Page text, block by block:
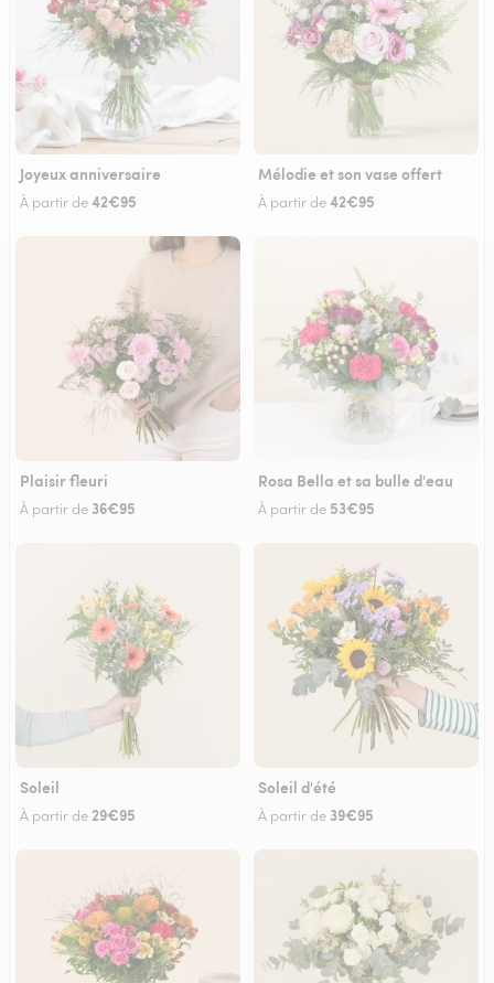
Joyeux anniversaire
À partir de42€95
Mélodie et son vase offert
À partir de42€95
Plaisir fleuri
À partir de 36€95
Rosa Bella et sa bulle d'eau
À partir de 53€95
Soleil
À partir de 29€95
Soleil d'été
À partir de 39€95